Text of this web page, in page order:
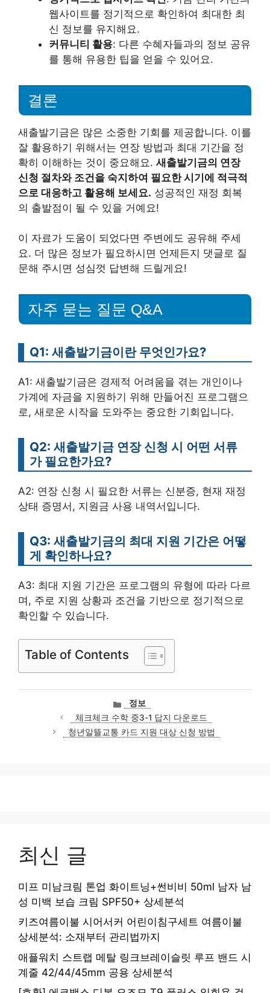
웹사이트를 정기적으로 확인하여 최대한 최
신 정보를 유지해요.
커뮤니티 활용: 다른 수혜자들과의 정보 공유
를 통해 유용한 팁을 얻을 수 있어요.
결론
새출발기금은 많은 소중한 기회를 제공합니다. 이를
잘 활용하기 위해서는 연장 방법과 최대 기간을 정
확히 이해하는 것이 중요해요. 새출발기금의 연장
신청 절차와 조건을 숙지하여 필요한 시기에 적극적
으로 대응하고 활용해 보세요. 성공적인 재정 회복
의 출발점이 될 수 있을 거예요!
이 자료가 도움이 되었다면 주변에도 공유해 주세
요. 더 많은 정보가 필요하시면 언제든지 댓글로 질
문해 주시면 성심껏 답변해 드릴게요!
자주 묻는 질문 Q&A
Q1: 새출발기금이란 무엇인가요?
A1: 새출발기금은 경제적 어려움을 겪는 개인이나
가계에 자금을 지원하기 위해 만들어진 프로그램으
로, 새로운 시작을 도와주는 중요한 기회입니다.
Q2: 새출발기금 연장 신청 시 어떤 서류
가 필요한가요?
A2: 연장 신청 시 필요한 서류는 신분증, 현재 재정
상태 증명서, 지원금 사용 내역서입니다.
Q3: 새출발기금의 최대 지원 기간은 어떻
게 확인하나요?
A3: 최대 지원 기간은 프로그램의 유형에 따라 다르
며, 주로 지원 상황과 조건을 기반으로 정기적으로
확인할 수 있습니다.
Table of Contents
카
테
고
리
정보
체크체크 수학 중3-1 답지 다운로드
청년알뜰교통 카드 지원 대상 신청 방법
최신 글
미프 미남크림 톤업 화이트닝+썬비비 50ml 남자 남
성 미백 보습 크림 SPF50+ 상세분석
키즈여름이불 시어서커 어린이침구세트 여름이불
상세분석: 소재부터 관리법까지
애플워치 스트랩 메탈 링크브레이슬릿 루프 밴드 시
계줄 42/44/45mm 공용 상세분석